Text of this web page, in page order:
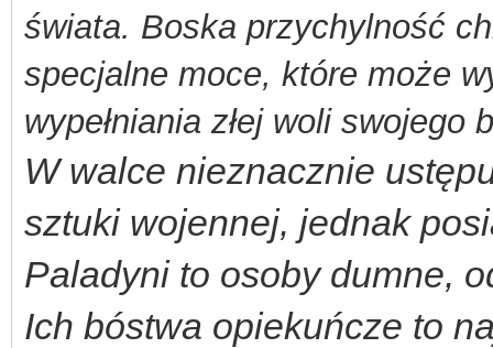
świata. Boska przychylność
specjalne moce, które może
wypełniania złej woli swojego
W walce nieznacznie
sztuki wojennej, jednak
Paladyni to osoby dumne,
Ich bóstwa opiekuńcze to